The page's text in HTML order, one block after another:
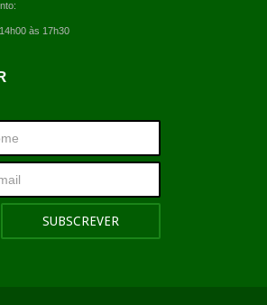
às 17h30